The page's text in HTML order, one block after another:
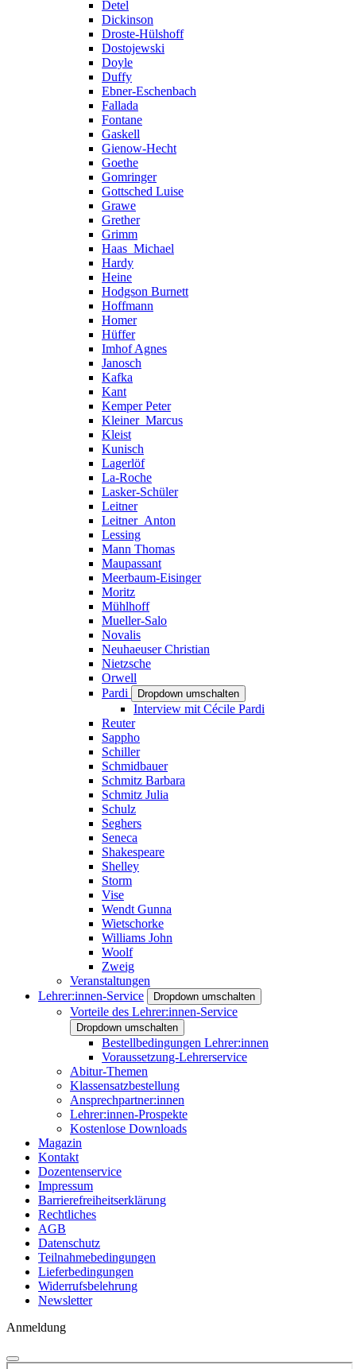
Detel
Dickinson
Droste-Hülshoff
Dostojewski
Doyle
Duffy
Ebner-Eschenbach
Fallada
Fontane
Gaskell
Gienow-Hecht
Goethe
Gomringer
Gottsched Luise
Grawe
Grether
Grimm
Haas_Michael
Hardy
Heine
Hodgson Burnett
Hoffmann
Homer
Hüffer
Imhof Agnes
Janosch
Kafka
Kant
Kemper Peter
Kleiner_Marcus
Kleist
Kunisch
Lagerlöf
La-Roche
Lasker-Schüler
Leitner
Leitner_Anton
Lessing
Mann Thomas
Maupassant
Meerbaum-Eisinger
Moritz
Mühlhoff
Mueller-Salo
Novalis
Neuhaeuser Christian
Nietzsche
Orwell
Pardi
Dropdown umschalten
Interview mit Cécile Pardi
Reuter
Sappho
Schiller
Schmidbauer
Schmitz Barbara
Schmitz Julia
Schulz
Seghers
Seneca
Shakespeare
Shelley
Storm
Vise
Wendt Gunna
Wietschorke
Williams John
Woolf
Zweig
Veranstaltungen
Lehrer:innen-Service
Dropdown umschalten
Vorteile des Lehrer:innen-Service
Dropdown umschalten
Bestellbedingungen Lehrer:innen
Voraussetzung-Lehrerservice
Abitur-Themen
Klassensatzbestellung
Ansprechpartner:innen
Lehrer:innen-Prospekte
Kostenlose Downloads
Magazin
Kontakt
Dozentenservice
Impressum
Barrierefreiheitserklärung
Rechtliches
AGB
Datenschutz
Teilnahmebedingungen
Lieferbedingungen
Widerrufsbelehrung
Newsletter
Anmeldung